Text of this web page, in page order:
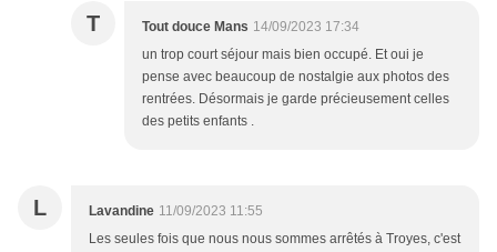
T Tout douce Mans 14/09/2023 17:34
un trop court séjour mais bien occupé. Et oui je
pense avec beaucoup de nostalgie aux photos des
rentrées. Désormais je garde précieusement celles
des petits enfants .
L Lavandine 11/09/2023 11:55
Les seules fois que nous nous sommes arrêtés à Troyes, c'est